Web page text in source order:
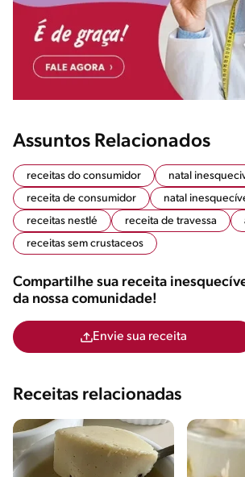
Assuntos Relacionados
receitas do consumidor
natal
receita de consumidor
natal
receitas nestlé
receita de travessa
receitas sem crustaceos
Compartilhe sua receita
da nossa comunidade!
Envie sua receita
Receitas relacionadas